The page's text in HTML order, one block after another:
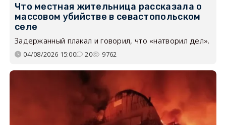
Что местная жительница рассказала о
массовом убийстве в севастопольском
селе
Задержанный плакал и говорил, что «натворил дел».
04/08/2026 15:00 20 9762